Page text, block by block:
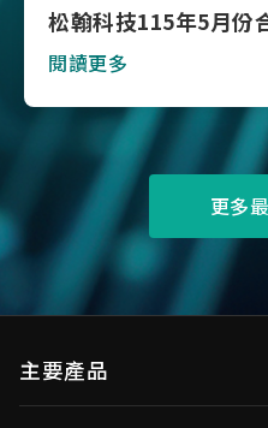
松翰科技115年5月份
閱讀更多
更多
主要產品